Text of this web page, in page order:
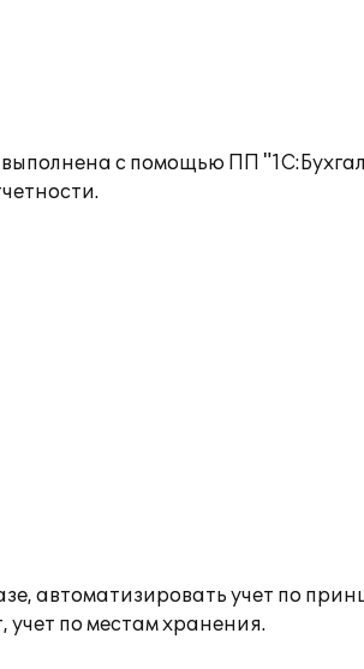
с помощью ПП
автоматизировать учет по
по местам хранения.